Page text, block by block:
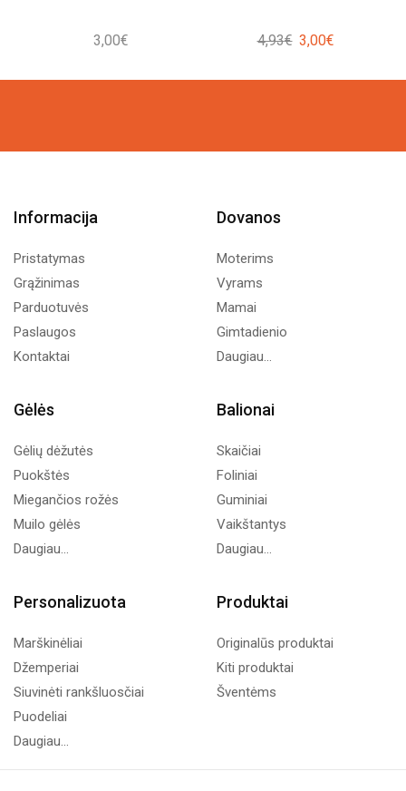
3,00€ 4,93€ Original
was:
3,00€Current
is:
Informacija
Pristatymas
Grąžinimas
Parduotuvės
Paslaugos
Kontaktai
Dovanos
Moterims
Vyrams
Mamai
Gimtadienio
Daugiau...
Gėlės
Gėlių dėžutės
Puokštės
Miegančios rožės
Muilo gėlės
Daugiau...
Balionai
Skaičiai
Foliniai
Guminiai
Vaikštantys
Daugiau...
Personalizuota
Marškinėliai
Džemperiai
Siuvinėti rankšluosčiai
Puodeliai
Daugiau...
Produktai
Originalūs produktai
Kiti produktai
Šventėms